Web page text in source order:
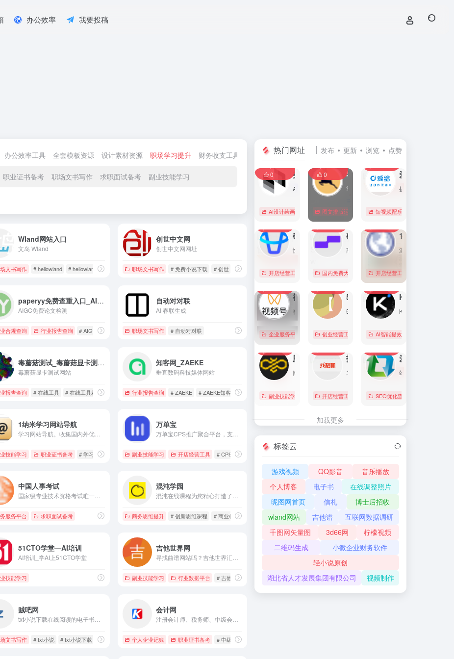
办公效率 我要投稿
办公效率工具 全套模板资源 设计素材资源 职场学习提升 财务收支工具 创业经营工具箱 团队协同办公 建站与线上运营
职业证书备考 职场文书写作 求职面试备考 副业技能学习
量变现，社群，创业社群，航海，航海家，航海实战，亦仁，鱼丸，传术师，知识付费，IP，AI，出海，小红书，视频号，抖音，AI编程，副业指导，创业指导，独立开发者，KOL，AI视频
Wland网站入口
文岛 Wland
文书写作 # hellowland # hellowland官网 # wland
创世中文网
创世中文网网址
职场文书写作 # 免费小说下载 # 创世 # 创世中文网
公益学术平台 # PUBSCHOLAR网址
paperyy免费查重入口_AIGC免费论文检测
AIGC免费论文检测
合规查询 行业报告查询 # AIGC检测 # AIGC论文查重系统 # AIGC降重
自动对对联
AI 春联生成
职场文书写作 # 自动对对联
毒蘑菇测试_毒蘑菇显卡测试官网
毒蘑菇显卡测试网站
报告查询 # 在线工具 # 在线工具箱 # 工具哇
知客网_ZAEKE
垂直数码科技媒体网站
行业报告查询 # ZAEKE # ZAEKE知客 # 数码评测
1纳米学习网站导航
技能学习 职业证书备考 # 学习网站，学习网站导航，1纳米
万单宝
副业技能学习 开店经营工具 # CPS推广平台
中国人事考试
服务平台 求职面试备考
混沌学园
商务思维提升 # 创新思维课程 # 商业模式课程 # 在线课程
51CTO学堂—AI培训
AI培训_学AI上51CTO学堂
技能学习
吉他世界网
副业技能学习 行业数据平台 # 吉他入门零基础 # 吉他六线谱 # 吉他学习
贼吧网
文书写作 # txt小说 # txt小说下载 # txt电子书
会计网
个人企业记账 职业证书备考 # 中级会计师，中华会计网
热门网址 发布 更新 浏览 点赞
美间
0
0
AI设计绘画 # 软装设计方案，装修效果图，免费软装设计素材下载，谈单
直达
0
0
图文排版运营 行业合规查询
直达
0
短视频配乐
直达
开店经营工具 账号数据分析 # 品牌代投 # 快手电商广告投放
直达
硅基流动 SiliconFlow
国内免费大模型 # AI 云服务平台
直达
1688阿里巴巴采购批发网
开店经营工具
直达
企业服务平台 图文排版运营
直达
创业经营工具箱 # 北京免费发布信息
直达
AI智能提效工具
直达
副业技能学习 # 众包 # 大学生兼职 # 搜活帮
开店经营工具 # 二手iphone # 二手手机
直达
SEO优化查询
加载更多
标签云
游戏视频 QQ影音
音乐播放
个人博客
电子书
在线调整照片
昵图网首页
信札
博士后招收
wland网站
吉他谱
互联网数据调研
千图网矢量图
3d66网
柠檬视频
二维码生成
小微企业财务软件
轻小说原创
湖北省人才发展集团有限公司
视频制作